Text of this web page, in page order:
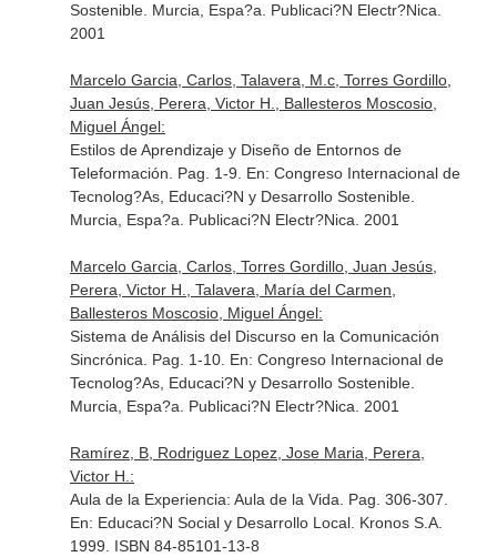
Sostenible. Murcia, Espa?a. Publicaci?N Electr?Nica.
2001
Marcelo Garcia, Carlos, Talavera, M.c, Torres Gordillo,
Juan Jesús, Perera, Victor H., Ballesteros Moscosio,
Miguel Ángel:
Estilos de Aprendizaje y Diseño de Entornos de
Teleformación. Pag. 1-9. En: Congreso Internacional de
Tecnolog?As, Educaci?N y Desarrollo Sostenible.
Murcia, Espa?a. Publicaci?N Electr?Nica. 2001
Marcelo Garcia, Carlos, Torres Gordillo, Juan Jesús,
Perera, Victor H., Talavera, María del Carmen,
Ballesteros Moscosio, Miguel Ángel:
Sistema de Análisis del Discurso en la Comunicación
Sincrónica. Pag. 1-10. En: Congreso Internacional de
Tecnolog?As, Educaci?N y Desarrollo Sostenible.
Murcia, Espa?a. Publicaci?N Electr?Nica. 2001
Ramírez, B, Rodriguez Lopez, Jose Maria, Perera,
Victor H.:
Aula de la Experiencia: Aula de la Vida. Pag. 306-307.
En: Educaci?N Social y Desarrollo Local. Kronos S.A.
1999. ISBN 84-85101-13-8